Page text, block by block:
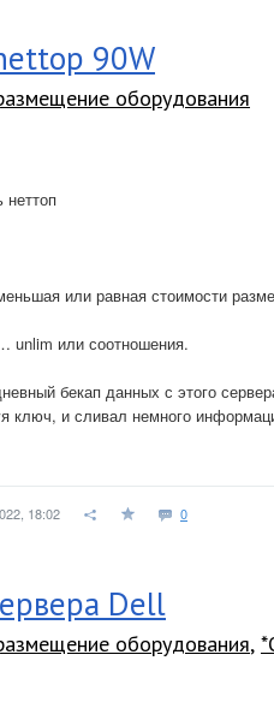
90W
оборудования
неттоп
или равная стоимости
unlim или соотношения.
бекап данных с этого
ключ, и сливал немного
18:02 0
Dell
оборудования,